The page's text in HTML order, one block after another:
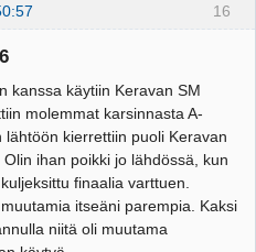
16
kanssa käytiin Keravan SM
molemmat karsinnasta A-
lähtöön kierrettiin puoli Keravan
ihan poikki jo lähdössä, kun
finaalia varttuen.
itseäni parempia. Kaksi
niitä oli muutama